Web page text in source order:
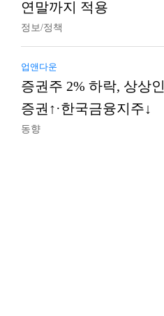
연말까지 적용
정보/정책
업앤다운
증권주 2% 하락, 상상인
증권↑·한국금융지주↓
동향